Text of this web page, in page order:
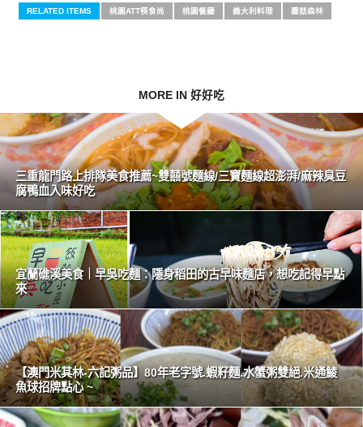
RELATED ITEMS 桃園ATT筷食尚 桃園餐廳 義大利料理 蘑菇森林
MORE IN 好好吃
三重龍門路上排隊美食推薦~雙囍號麵線/三寶麵線超澎湃/麻辣臭豆
腐鴨血入味好吃
宜蘭礁溪美食｜早吳吃麵：隱身稻田的古早味麵店，想吃記得早點
來
【澳門米其林-六記粥品】80年老字號.蝦籽麵.水蟹粥雙絕.米通鯪
魚球招牌點心 ~